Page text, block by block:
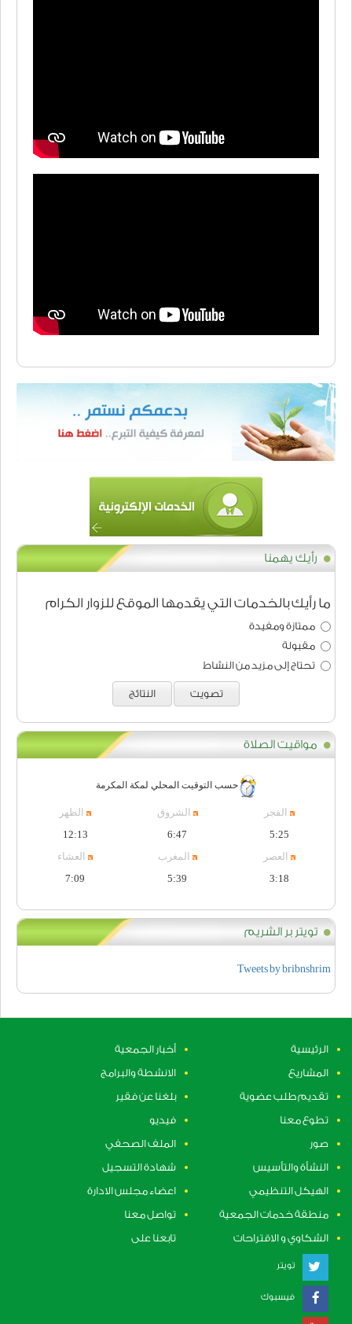
رأيك يهمنا
ما رأيك بالخدمات التي يقدمها الموقع للزوار الكرام
ممتازة ومفيدة
مقبولة
تحتاج إلى مزيد من النشاط
تصويت النتائج
مواقيت الصلاة
حسب التوقيت المحلي لمكة المكرمة
الفجر
5:25
الشروق
6:47
الظهر
12:13
العصر
3:18
المغرب
5:39
العشاء
7:09
تويتر بر الشريم
Tweets by bribnshrim
الرئيسية
أخبار الجمعية
المشاريع
الانشطة والبرامج
تقديم طلب عضوية
بلغنا عن فقير
تطوع معنا
فيديو
صور
الملف الصحفي
النشأة والتأسيس
شهادة التسجيل
الهيكل التنظيمي
اعضاء مجلس الادارة
منطقة خدمات الجمعية
تواصل معنا
الشكاوي و الاقتراحات
تابعنا على
تويتر
فيسبوك